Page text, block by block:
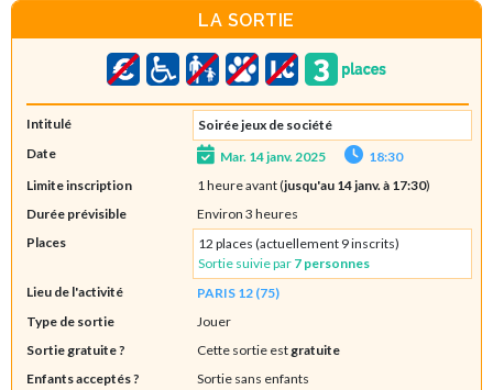
LA SORTIE
Intitulé
Soirée jeux de société
Date
Mar. 14 janv. 2025
18:30
Limite inscription
1 heure avant (jusqu'au 14 janv. à 17:30)
Durée prévisible
Environ 3 heures
Places
12 places (actuellement 9 inscrits)
Sortie suivie par 7 personnes
Lieu de l'activité
PARIS 12 (75)
Type de sortie
Jouer
Sortie gratuite ?
Cette sortie est gratuite
Enfants acceptés ?
Sortie sans enfants